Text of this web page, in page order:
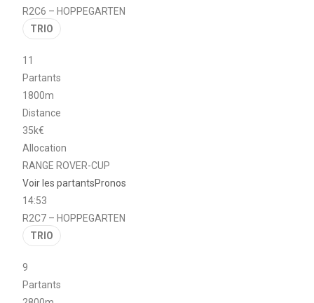
R2C6 – HOPPEGARTEN
TRIO
11
Partants
1800m
Distance
35k€
Allocation
RANGE ROVER-CUP
Voir les partantsPronos
14:53
R2C7 – HOPPEGARTEN
TRIO
9
Partants